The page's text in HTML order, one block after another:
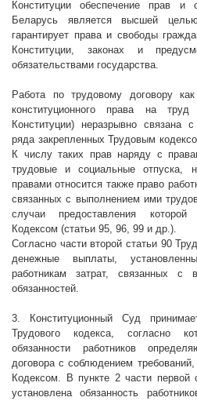
Конституции обеспечение прав и
Беларусь является высшей целью
гарантирует права и свободы
Конституции, законах и
обязательствами государства.
Работа по трудовому договору
конституционного права на
Конституции) неразрывно связана
ряда закрепленных Трудовым
К числу таких прав наряду с
трудовые и социальные отпуска,
правами относится также право
связанных с выполнением ими
случаи предоставления которой
Кодексом (статьи 95, 96, 99 и др.).
Согласно части второй статьи 90
денежные выплаты,
работникам затрат, связанных с
обязанностей.
3. Конституционный Суд
Трудового кодекса, согласно
обязанности работников
договора с соблюдением
Кодексом. В пункте 2 части первой
установлена обязанность